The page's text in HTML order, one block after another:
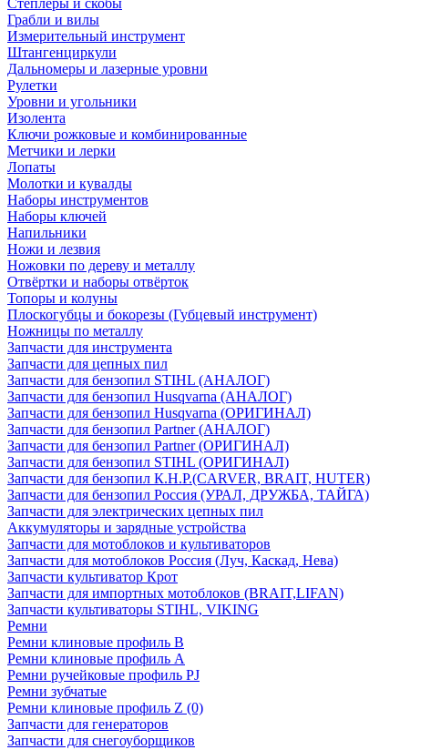
Степлеры и скобы
Грабли и вилы
Измерительный инструмент
Штангенциркули
Дальномеры и лазерные уровни
Рулетки
Уровни и угольники
Изолента
Ключи рожковые и комбинированные
Метчики и лерки
Лопаты
Молотки и кувалды
Наборы инструментов
Наборы ключей
Напильники
Ножи и лезвия
Ножовки по дереву и металлу
Отвёртки и наборы отвёрток
Топоры и колуны
Плоскогубцы и бокорезы (Губцевый инструмент)
Ножницы по металлу
Запчасти для инструмента
Запчасти для цепных пил
Запчасти для бензопил STIHL (АНАЛОГ)
Запчасти для бензопил Husqvarna (АНАЛОГ)
Запчасти для бензопил Husqvarna (ОРИГИНАЛ)
Запчасти для бензопил Partner (АНАЛОГ)
Запчасти для бензопил Partner (ОРИГИНАЛ)
Запчасти для бензопил STIHL (ОРИГИНАЛ)
Запчасти для бензопил К.Н.Р.(CARVER, BRAIT, HUTER)
Запчасти для бензопил Россия (УРАЛ, ДРУЖБА, ТАЙГА)
Запчасти для электрических цепных пил
Аккумуляторы и зарядные устройства
Запчасти для мотоблоков и культиваторов
Запчасти для мотоблоков Россия (Луч, Каскад, Нева)
Запчасти культиватор Крот
Запчасти для импортных мотоблоков (BRAIT,LIFAN)
Запчасти культиваторы STIHL, VIKING
Ремни
Ремни клиновые профиль B
Ремни клиновые профиль А
Ремни ручейковые профиль PJ
Ремни зубчатые
Ремни клиновые профиль Z (0)
Запчасти для генераторов
Запчасти для снегоуборщиков